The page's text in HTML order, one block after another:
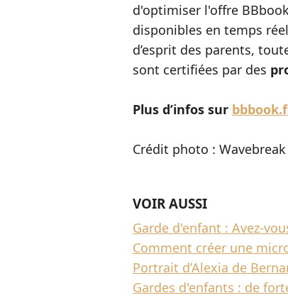
d'optimiser l'offre
disponibles en temps
d’esprit des parents,
sont certifiées par des
Plus d’infos sur
Crédit photo :
VOIR AUSSI
Garde d'enfant : Avez-
Comment créer une
Portrait d’Alexia de
Gardes d'enfants : de